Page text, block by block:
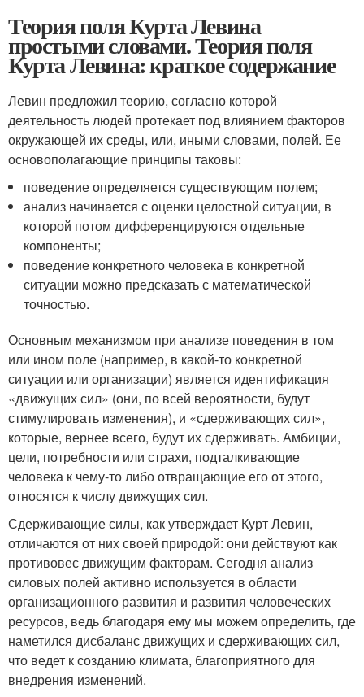
Теория поля Курта Левина
простыми словами. Теория поля
Курта Левина: краткое содержание
Левин предложил теорию, согласно которой
деятельность людей протекает под влиянием факторов
окружающей их среды, или, иными словами, полей. Ее
основополагающие принципы таковы:
поведение определяется существующим полем;
анализ начинается с оценки целостной ситуации, в
которой потом дифференцируются отдельные
компоненты;
поведение конкретного человека в конкретной
ситуации можно предсказать с математической
точностью.
Основным механизмом при анализе поведения в том
или ином поле (например, в какой-то конкретной
ситуации или организации) является идентификация
«движущих сил» (они, по всей вероятности, будут
стимулировать изменения), и «сдерживающих сил»,
которые, вернее всего, будут их сдерживать. Амбиции,
цели, потребности или страхи, подталкивающие
человека к чему-то либо отвращающие его от этого,
относятся к числу движущих сил.
Сдерживающие силы, как утверждает Курт Левин,
отличаются от них своей природой: они действуют как
противовес движущим факторам. Сегодня анализ
силовых полей активно используется в области
организационного развития и развития человеческих
ресурсов, ведь благодаря ему мы можем определить, где
наметился дисбаланс движущих и сдерживающих сил,
что ведет к созданию климата, благоприятного для
внедрения изменений.